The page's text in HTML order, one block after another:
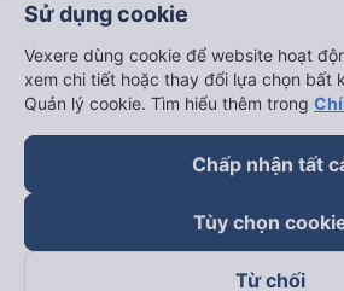
Sử dụng cookie
Vexere dùng cookie để website hoạt
xem chi tiết hoặc thay đổi lựa chọn bất
Quản lý cookie. Tìm hiểu thêm trong
Chấp nhận tất
Tùy chọn
Từ chối